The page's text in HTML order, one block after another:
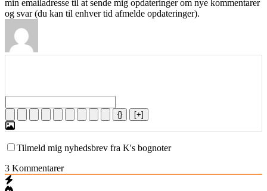
min emailadresse til at sende mig opdateringer om nye kommentarer
og svar (du kan til enhver tid afmelde opdateringer).
{} [+]
Tilmeld mig nyhedsbrev fra K's bognoter
3 Kommentarer